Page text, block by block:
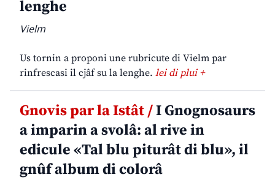
lenghe
Vielm
Us tornin a proponi une rubricute di Vielm par
rinfrescasi il cjâf su la lenghe. lei di plui +
Gnovis par la Istât /I Gnognosaurs
a imparin a svolâ: al rive in
edicule «Tal blu piturât di blu», il
gnûf album di colorâ